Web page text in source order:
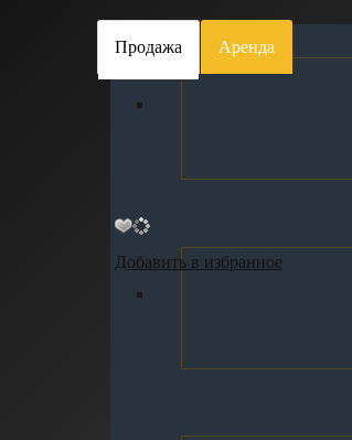
Продажа Аренда
Добавить в избранное